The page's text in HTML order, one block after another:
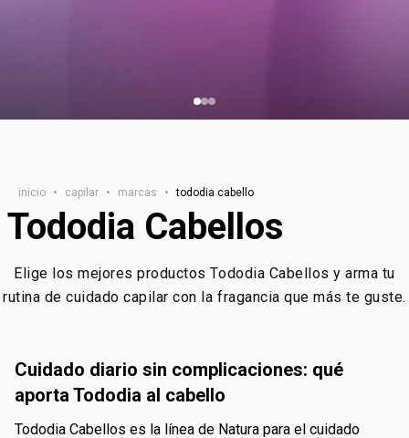
inicio • capilar • marcas • tododia cabello
Tododia Cabellos
Elige los mejores productos Tododia Cabellos y arma tu
rutina de cuidado capilar con la fragancia que más te guste.
Cuidado diario sin complicaciones: qué
aporta Tododia al cabello
Tododia Cabellos es la línea de Natura para el cuidado